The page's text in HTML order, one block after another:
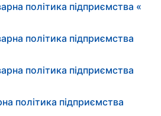
політика підприємства «
політика підприємства
політика підприємства
політика підприємства